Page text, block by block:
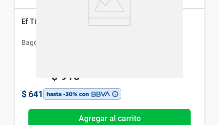
Ef Tiazol N x 20 Comp
Bagó
$ 916
$ 641
Agregar al carrito